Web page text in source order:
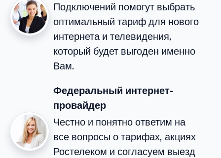
Подключений помогут выбрать
оптимальный тариф для нового
интернета и телевидения,
который будет выгоден именно
Вам.
Федеральный интернет-
провайдер
Честно и понятно ответим на
все вопросы о тарифах, акциях
Ростелеком и согласуем выезд